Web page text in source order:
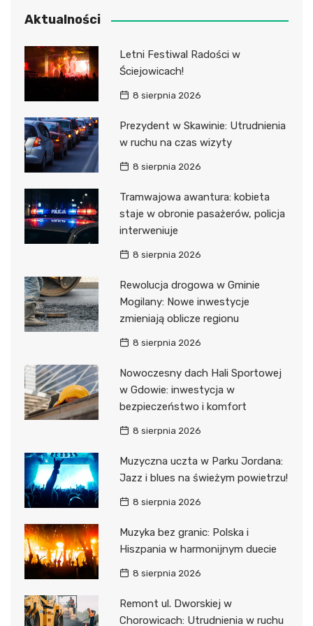
Aktualności
Letni Festiwal Radości w
Ściejowicach!
8 sierpnia 2026
Prezydent w Skawinie: Utrudnienia
w ruchu na czas wizyty
8 sierpnia 2026
Tramwajowa awantura: kobieta
staje w obronie pasażerów, policja
interweniuje
8 sierpnia 2026
Rewolucja drogowa w Gminie
Mogilany: Nowe inwestycje
zmieniają oblicze regionu
8 sierpnia 2026
Nowoczesny dach Hali Sportowej
w Gdowie: inwestycja w
bezpieczeństwo i komfort
8 sierpnia 2026
Muzyczna uczta w Parku Jordana:
Jazz i blues na świeżym powietrzu!
8 sierpnia 2026
Muzyka bez granic: Polska i
Hiszpania w harmonijnym duecie
8 sierpnia 2026
Remont ul. Dworskiej w
Chorowicach: Utrudnienia w ruchu